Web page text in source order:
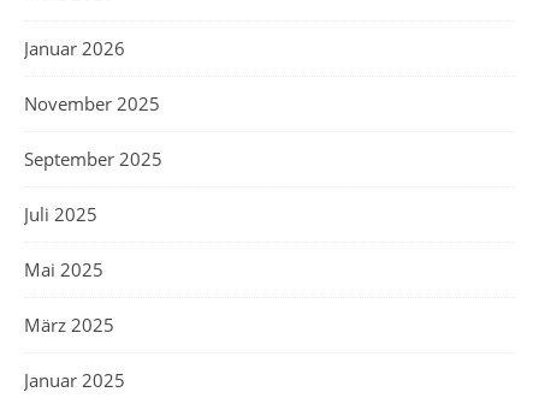
Januar 2026
November 2025
September 2025
Juli 2025
Mai 2025
März 2025
Januar 2025